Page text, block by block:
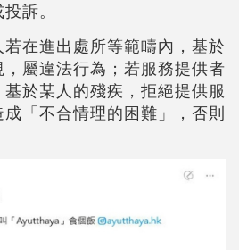
訴。
在進出處所等範疇內，基於
屬違法行為；若服務提供者
於某人的殘疾，拒絕提供服
「不合情理的困難」，否則